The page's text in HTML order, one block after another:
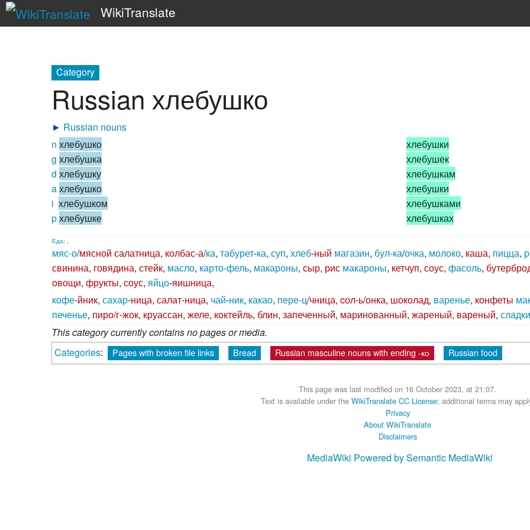
WikiTranslate
Category
Russian хлебушко
► Russian nouns
n хлебушко
g хлебушка
d хлебушку
aхлебушко
i хлебушком
pхлебушке
хлебушки
хлебушек
хлебушкам
хлебушки
хлебушками
хлебушках
Еда: ,
мяс-о/мясной салатница, колбас-а/ка, табурет-ка, суп, хлеб-ный магазин, бул-ка/очка, молоко, каша, пицца,
свинина, говядина, стейк, масло, карто-фель, макароны, сыр, рис макароны, кетчуп, соус, фасоль,
овощи, фрукты, соус, яйцо-яишница,
кофе-йник, сахар-ница, салат-ница, чай-ник, какао, пере-ц/чница, cол-ь/онка, шоколад, варенье, конфеты
печенье, пиро/г-жок, круассан, желе, коктейль, блин, запеченный, маринованный, жареный, вареный,
This category currently contains no pages or media.
Categories: Pages with broken file links Bread Russian masculine nouns with ending -ко Russian food
This page was last modified on 16 October 2023, at 21:07.
Text is available under the WikiTranslate CC License; additional terms may
Privacy
About WikiTranslate
Disclaimers
MediaWiki Powered by Semantic MediaWiki